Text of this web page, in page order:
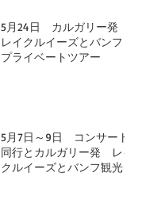
5月24日 カルガリー発
レイクルイーズとバンフ
プライベートツアー
5月7日～9日 コンサート
同行とカルガリー発 レイ
クルイーズとバンフ観光